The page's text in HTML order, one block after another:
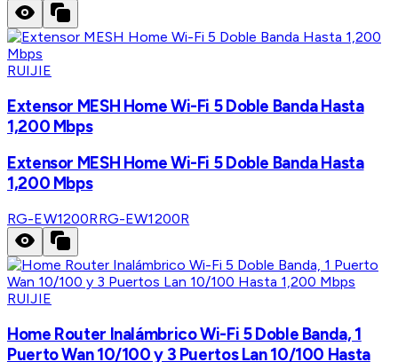
RUIJIE
Extensor MESH Home Wi-Fi 5 Doble Banda Hasta
1,200 Mbps
Extensor MESH Home Wi-Fi 5 Doble Banda Hasta
1,200 Mbps
RG-EW1200RRG-EW1200R
RUIJIE
Home Router Inalámbrico Wi-Fi 5 Doble Banda, 1
Puerto Wan 10/100 y 3 Puertos Lan 10/100 Hasta